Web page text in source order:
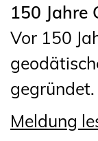
150 Jahre
Vor 150
Meldung